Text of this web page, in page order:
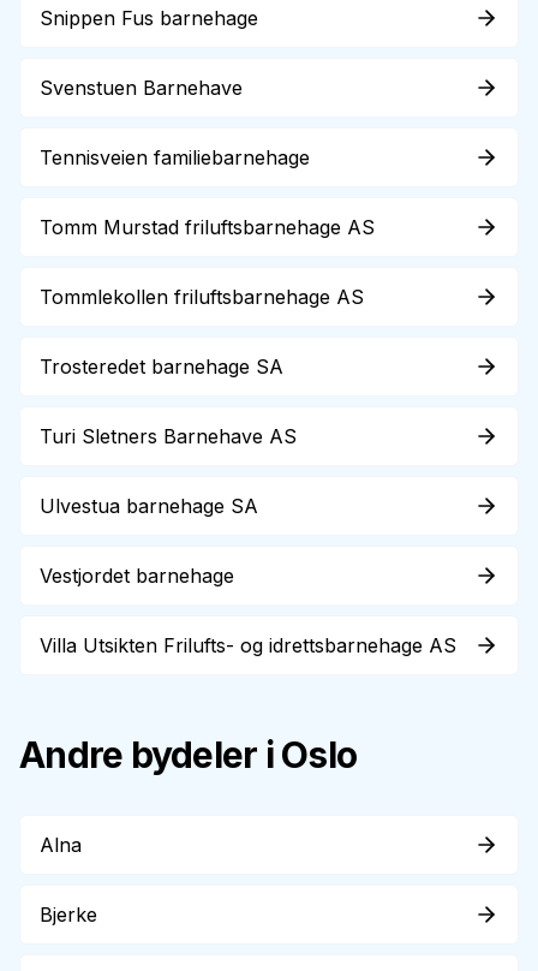
Snippen Fus barnehage
Svenstuen Barnehave
Tennisveien familiebarnehage
Tomm Murstad friluftsbarnehage AS
Tommlekollen friluftsbarnehage AS
Trosteredet barnehage SA
Turi Sletners Barnehave AS
Ulvestua barnehage SA
Vestjordet barnehage
Villa Utsikten Frilufts- og idrettsbarnehage AS
Andre bydeler i Oslo
Alna
Bjerke